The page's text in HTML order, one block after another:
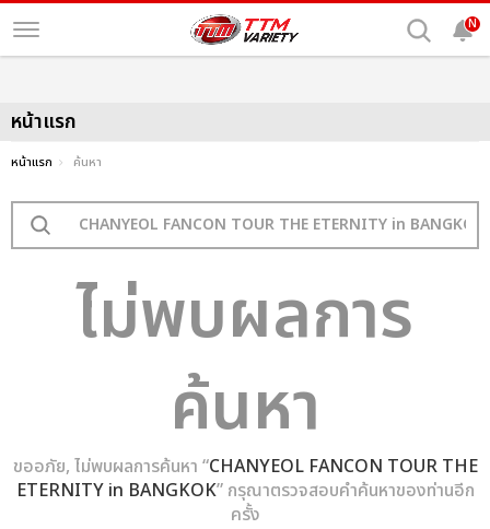
N
หน้าแรก
หน้าแรก ค้นหา
ไม่พบผลการ
ค้นหา
ขออภัย, ไม่พบผลการค้นหา “CHANYEOL FANCON TOUR THE
ETERNITY in BANGKOK” กรุณาตรวจสอบคำค้นหาของท่านอีก
ครั้ง